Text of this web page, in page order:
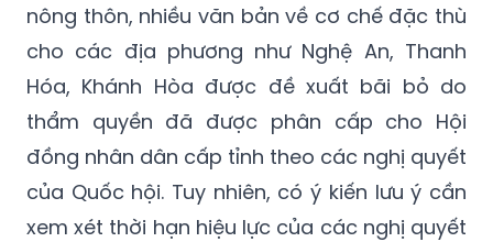
nông thôn, nhiều văn bản về cơ chế đặc thù
cho các địa phương như Nghệ An, Thanh
Hóa, Khánh Hòa được đề xuất bãi bỏ do
thẩm quyền đã được phân cấp cho Hội
đồng nhân dân cấp tỉnh theo các nghị quyết
của Quốc hội. Tuy nhiên, có ý kiến lưu ý cần
xem xét thời hạn hiệu lực của các nghị quyết